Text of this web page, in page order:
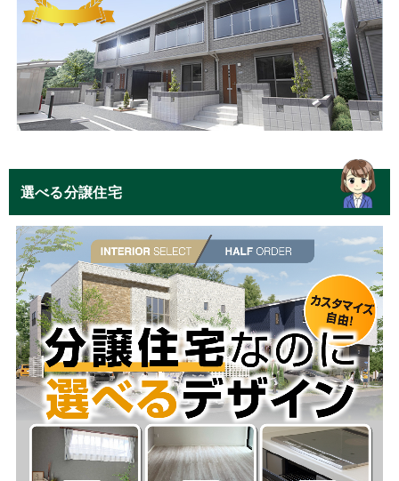
選べる分譲住宅